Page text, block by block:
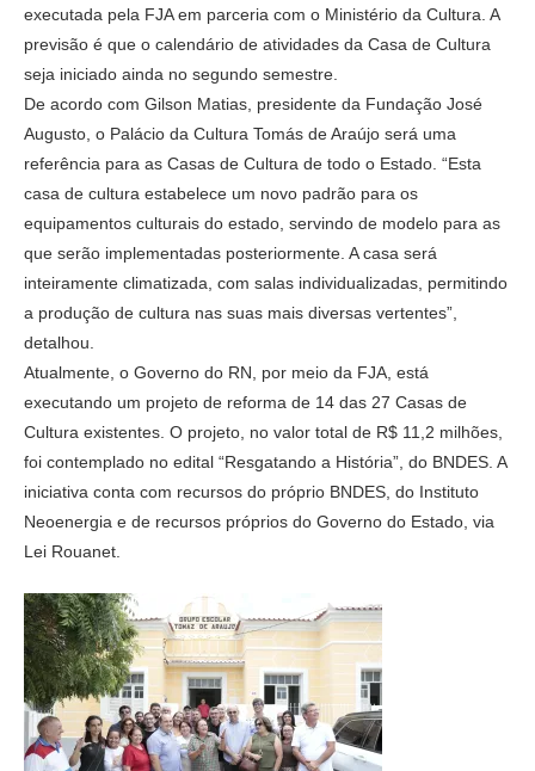
executada pela FJA em parceria com o Ministério da Cultura. A
previsão é que o calendário de atividades da Casa de Cultura
seja iniciado ainda no segundo semestre.
De acordo com Gilson Matias, presidente da Fundação José
Augusto, o Palácio da Cultura Tomás de Araújo será uma
referência para as Casas de Cultura de todo o Estado. “Esta
casa de cultura estabelece um novo padrão para os
equipamentos culturais do estado, servindo de modelo para as
que serão implementadas posteriormente. A casa será
inteiramente climatizada, com salas individualizadas, permitindo
a produção de cultura nas suas mais diversas vertentes”,
detalhou.
Atualmente, o Governo do RN, por meio da FJA, está
executando um projeto de reforma de 14 das 27 Casas de
Cultura existentes. O projeto, no valor total de R$ 11,2 milhões,
foi contemplado no edital “Resgatando a História”, do BNDES. A
iniciativa conta com recursos do próprio BNDES, do Instituto
Neoenergia e de recursos próprios do Governo do Estado, via
Lei Rouanet.